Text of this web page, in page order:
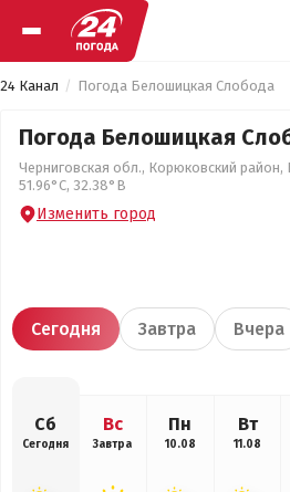
24 Канал Погода Белошицкая Слобода
Погода Белошицкая
Черниговская обл., Корюковский
51.96°С, 32.38°В
Изменить город
Сегодня Завтра Вчера
Сб
Сегодня
Вс
Завтра
Пн
10.08
Вт
11.08